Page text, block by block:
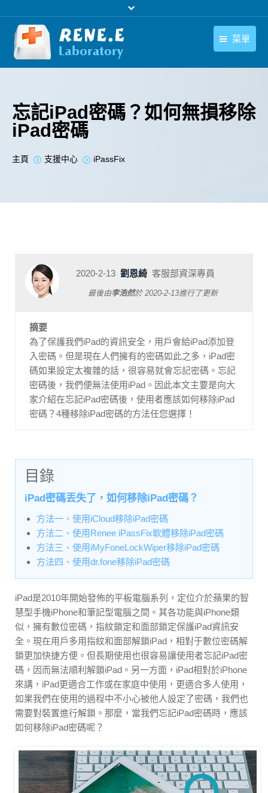
菜單
下載中心
忘記iPad密碼？如何無損移除
iPad密碼
您在此处：
主頁 支援中心 iPassFix
2020-2-13 劉恩綺 客服部資深專員
最後由李浩然於2020-2-13進行了更新
摘要
為了保護我們iPad的資訊安全，用戶會給iPad添加登
入密碼。但是現在人們擁有的密碼如此之多，iPad密
碼如果設定太複雜的話，很容易就會忘記密碼。忘記
密碼後，我們便無法使用iPad。因此本文主要是向大
家介紹在忘記iPad密碼後，使用者應該如何移除iPad
密碼？4種移除iPad密碼的方法任您選擇！
目錄
iPad密碼丟失了，如何移除iPad密碼？
方法一、使用iCloud移除iPad密碼
方法二、使用Renee iPassFix軟體移除iPad密碼
方法三、使用iMyFoneLockWiper移除iPad密碼
方法四、使用dr.fone移除iPad密碼
iPad是2010年開始發佈的平板電腦系列，定位介於蘋果的智
慧型手機iPhone和筆記型電腦之間。其各功能與iPhone類
似，擁有數位密碼，指紋鎖定和面部鎖定保護iPad資訊安
全。現在用戶多用指紋和面部解鎖iPad，相對于數位密碼解
鎖更加快捷方便。但長期使用也很容易讓使用者忘記iPad密
碼，因而無法順利解鎖iPad。另一方面，iPad相對於iPhone
來講，iPad更適合工作或在家庭中使用，更適合多人使用，
如果我們在使用的過程中不小心被他人設定了密碼，我們也
需要對裝置進行解鎖。那麼，當我們忘記iPad密碼時，應該
如何移除iPad密碼呢？